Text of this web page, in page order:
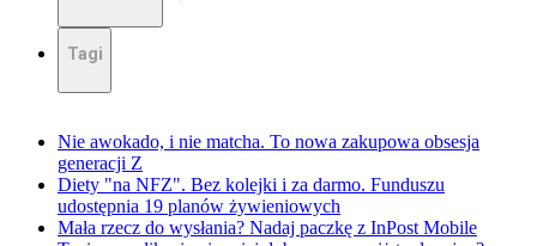
Tagi
Nie awokado, i nie matcha. To nowa zakupowa obsesja
generacji Z
Diety "na NFZ". Bez kolejki i za darmo. Funduszu
udostępnia 19 planów żywieniowych
Mała rzecz do wysłania? Nadaj paczkę z InPost Mobile